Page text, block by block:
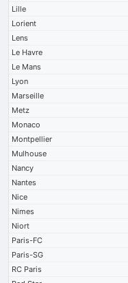
Lille
Lorient
Lens
Le Havre
Le Mans
Lyon
Marseille
Metz
Monaco
Montpellier
Mulhouse
Nancy
Nantes
Nice
Nimes
Niort
Paris-FC
Paris-SG
RC Paris